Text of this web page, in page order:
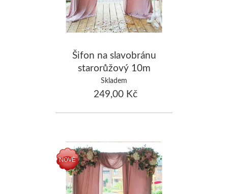
Šifon na slavobránu
starorůžový 10m
Skladem
249,00 Kč